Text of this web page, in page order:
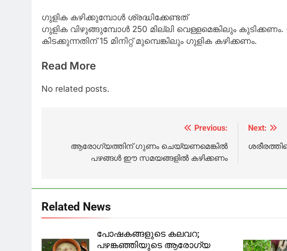
ഗുളിക കഴിക്കുമ്പോൾ ശ്രദ്ധിക്കേണ്ടത്
ഗുളിക വിഴുങ്ങുമ്പോൾ 250 മില്ലി വെള്ളമെങ്കിലും
കിടക്കുന്നതിന് 15 മിനിറ്റ് മുമ്പെങ്കിലും ഗുളിക കഴിക്കണം.
Read More
No related posts.
navigation
Previous:
ആരോഗ്യത്തിന് ഗുണം ചെയ്യണമെങ്കില്‍
പഴങ്ങള്‍ ഈ സമയങ്ങളില്‍ കഴിക്കണം
Next:
Related News
പോഷകങ്ങളുടെ കലവറ;
പഴങ്കഞ്ഞിയുടെ ആരോഗ്യ